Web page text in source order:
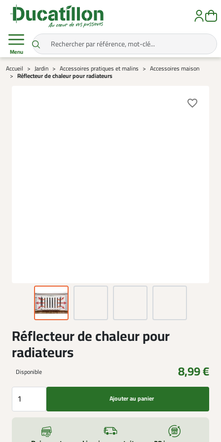
Menu
Accueil Jardin Accessoires pratiques et malins Accessoires maison
Réflecteur de chaleur pour radiateurs
favorite_border
Réflecteur de chaleur pour
radiateurs
Disponible 8,99 €
Ajouter au panier